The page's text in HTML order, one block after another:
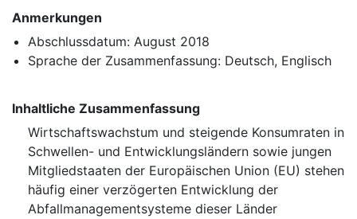
Anmerkungen
Abschlussdatum: August 2018
Sprache der Zusammenfassung: Deutsch, Englisch
Inhaltliche Zusammenfassung
Wirtschaftswachstum und steigende Konsumraten in
Schwellen- und Entwicklungsländern sowie jungen
Mitgliedstaaten der Europäischen Union (EU) stehen
häufig einer verzögerten Entwicklung der
Abfallmanagementsysteme dieser Länder